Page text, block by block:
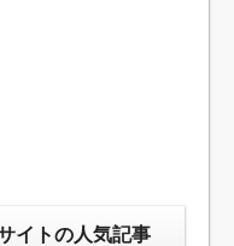
イトの人気記事